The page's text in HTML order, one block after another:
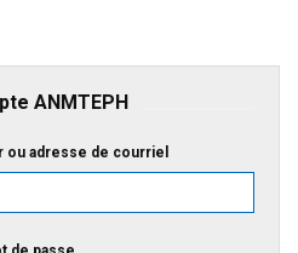
ANMTEPH
ou adresse de courriel